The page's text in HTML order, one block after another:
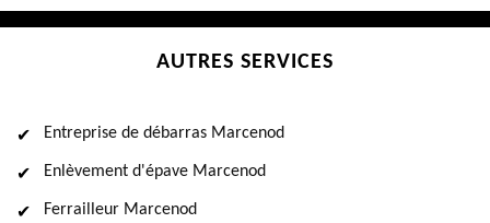
AUTRES SERVICES
Entreprise de débarras Marcenod
Enlèvement d'épave Marcenod
Ferrailleur Marcenod